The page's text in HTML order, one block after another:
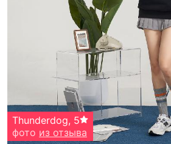
Thunderdog, 5
фото из отзыва